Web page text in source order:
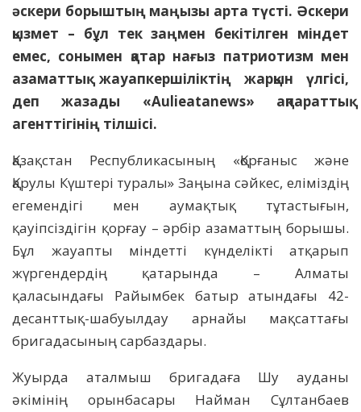
әскери борыштың маңызы арта түсті. Әскери
қызмет – бұл тек заңмен бекітілген міндет
емес, сонымен қатар нағыз патриотизм мен
азаматтық жауапкершіліктің жарқын үлгісі,
деп жазады «Aulieatanews» ақпараттық
агенттігінің тілшісі.
Қазақстан Республикасының «Қорғаныс және
Қарулы Күштері туралы» Заңына сәйкес, еліміздің
егемендігі мен аумақтық тұтастығын,
қауіпсіздігін қорғау – әрбір азаматтың борышы.
Бұл жауапты міндетті күнделікті атқарып
жүргендердің қатарында – Алматы
қаласындағы Райымбек батыр атындағы 42-
десанттық-шабуылдау арнайы мақсаттағы
бригадасының сарбаздары.
Жуырда аталмыш бригадаға Шу ауданы
әкімінің орынбасары Найман Сұлтанбаев